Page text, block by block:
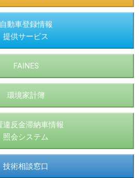
自動車登録情報
提供サービス
FAINES
環境家計簿
違反金滞納車情報
照会システム
技術相談窓口